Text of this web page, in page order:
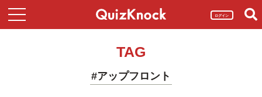
ログイン
TAG
#アップフロント